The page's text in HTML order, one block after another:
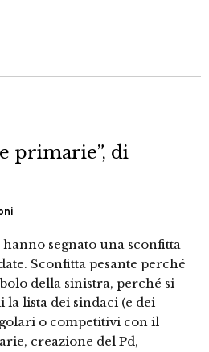
primarie”, di
segnato una sconfitta
Sconfitta pesante perché
della sinistra, perché si
lista dei sindaci (e dei
o competitivi con il
creazione del Pd,